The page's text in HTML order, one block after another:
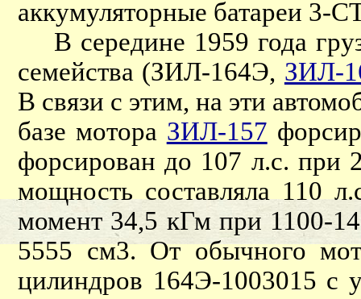
аккумуляторные батареи
В середине 1959 года
семейства (ЗИЛ-164Э, ЗИЛ-
В связи с этим, на эти
базе мотора ЗИЛ-157
форсирован до 107 л.с. при
мощность составляла 110
момент 34,5 кГм при 1100-
5555 см3. От обычного
цилиндров 164Э-1003015 с